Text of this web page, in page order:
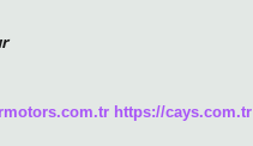
https://cays.com.tr